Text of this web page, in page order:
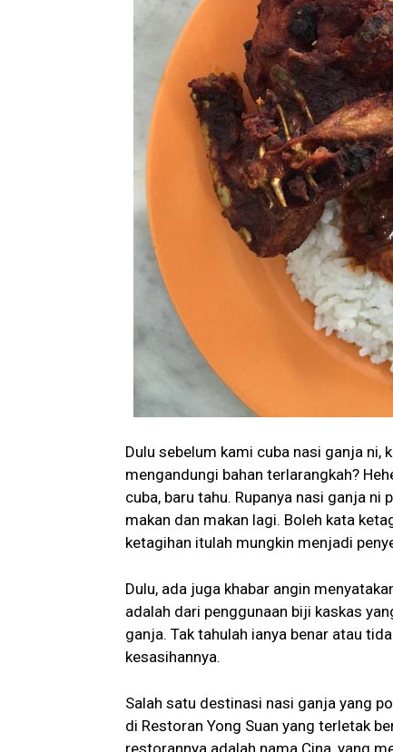
Dulu sebelum kami cuba nasi ganja ni,
mengandungi bahan terlarangkah?
cuba, baru tahu. Rupanya nasi ganja ni
makan dan makan lagi. Boleh kata
ketagihan itulah mungkin menjadi
Dulu, ada juga khabar angin
adalah dari penggunaan biji kaskas
ganja. Tak tahulah ianya benar atau
kesasihannya.
Salah satu destinasi nasi ganja yang
di Restoran Yong Suan yang terletak